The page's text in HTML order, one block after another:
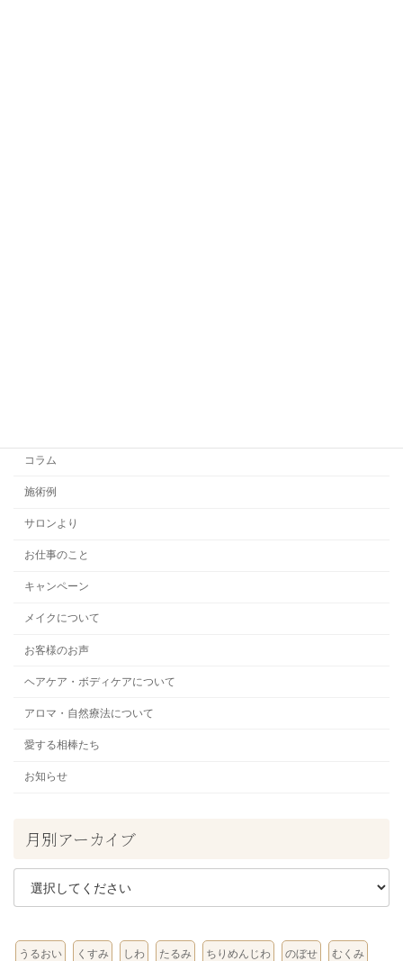
コラム
施術例
サロンより
お仕事のこと
キャンペーン
メイクについて
お客様のお声
ヘアケア・ボディケアについて
アロマ・自然療法について
愛する相棒たち
お知らせ
月別アーカイブ
うるおい くすみ しわ たるみ ちりめんじわ のぼせ むくみ